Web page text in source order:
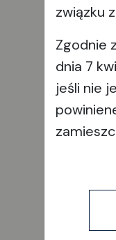
związku
Zgodnie
dnia 7
jeśli nie